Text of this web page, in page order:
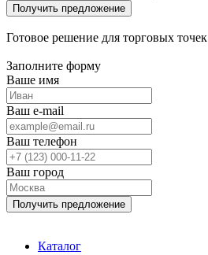
Готовое решение для торговых точек
Заполните форму
Ваше имя
Ваш e-mail
Ваш телефон
Ваш город
Каталог